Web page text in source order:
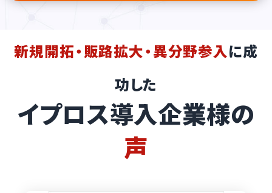
新規開拓・販路拡大・異分野参入に成
功した
イプロス導入企業様の
声